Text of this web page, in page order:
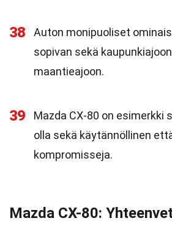
38
Auton monipuoliset
sopivan sekä
maantieajoon.
39
Mazda CX-80 on esimerkki
olla sekä käytännöllinen
kompromisseja.
Mazda CX-80: